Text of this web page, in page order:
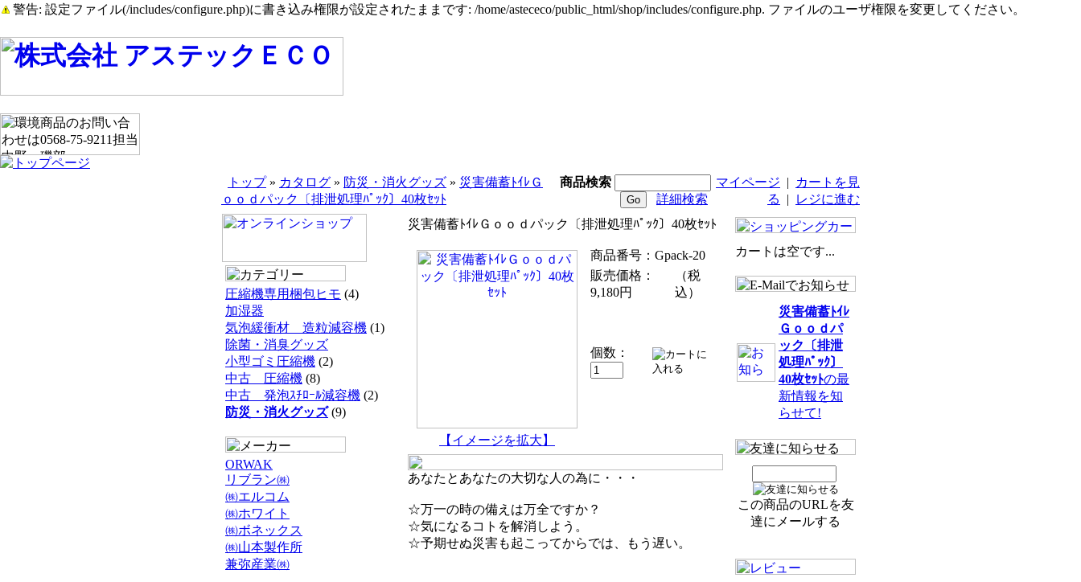
警告: 設定ファイル(/includes/configure.php)に書き込み権限が設定されたままです: /home/astececo/public_html/shop/includes/configure.php. ファイルのユーザ権限を変更してください。
トップ» カタログ » 防災・消火グッズ » 災害備蓄ﾄｲﾚＧ
ｏｏｄパック〔排泄処理ﾊﾟｯｸ〕40枚ｾｯﾄ
商品検索
詳細検索
マイページ |
カートを見
る
| レジに進む
圧縮機専用梱包ヒモ (4)
加湿器
気泡緩衝材 造粒減容機 (1)
除菌・消臭グッズ
小型ゴミ圧縮機 (2)
中古 圧縮機 (8)
中古 発泡ｽﾁﾛｰﾙ減容機 (2)
防災・消火グッズ(9)
ORWAK
リブラン㈱
㈱エルコム
㈱ホワイト
㈱ボネックス
㈱山本製作所
兼弥産業㈱
災害備蓄ﾄｲﾚＧｏｏｄパック〔排泄処理ﾊﾟｯｸ〕40枚ｾｯﾄ
【イメージを拡大】
商品番号：Gpack-20
販売価格：
9,180円
（税
込）
個数：
あなたとあなたの大切な人の為に・・・
☆万一の時の備えは万全ですか？
☆気になるコトを解消しよう。
☆予期せぬ災害も起こってからでは、もう遅い。
カートは空です...
災害備蓄ﾄｲﾚ
Ｇｏｏｄパ
ック〔排泄
処理ﾊﾟｯｸ〕
40枚ｾｯﾄの最
新情報を知
らせて!
この商品のURLを友
達にメールする